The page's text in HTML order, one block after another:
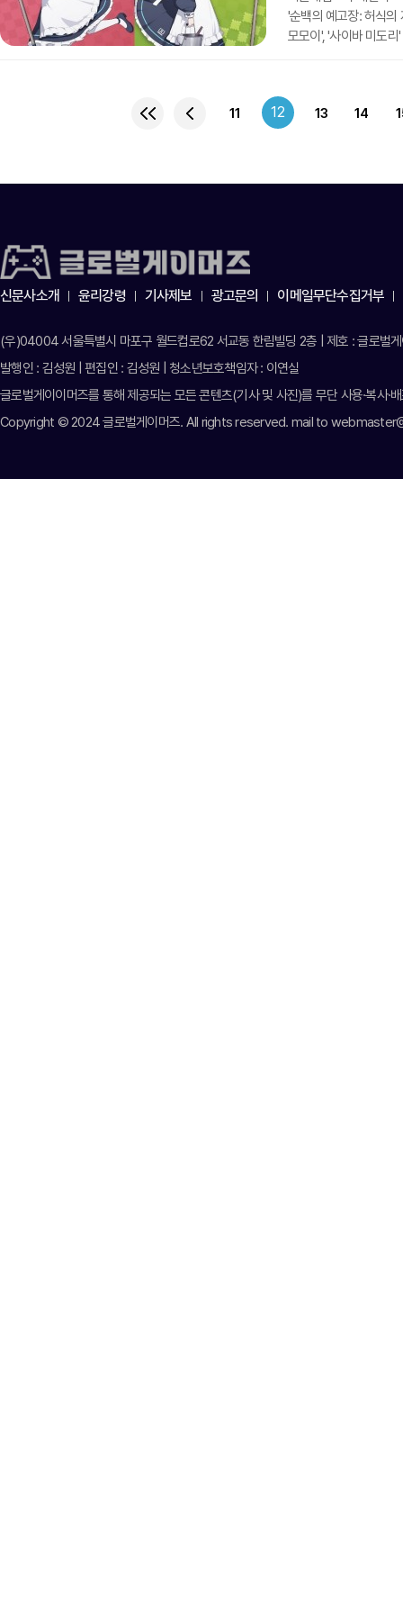
'순백의 예고장: 허식의
모모이', '사이바 미도
획득할 수 있다. 이에
11 12 13 14
신문사소개 윤리강령 기사제보 광고문의 이메일무단수집거부
(우)04004 서울특별시 마포구 월드컵로62 서교동 한림빌딩 2층 | 제호 : 글로
발행인 : 김성원 | 편집인 : 김성원 | 청소년보호책임자 : 이연실
글로벌게이이머즈를 통해 제공되는 모든 콘텐츠(기사 및 사진)를 무단 사용·복사·
Copyright © 2024 글로벌게이머즈. All rights reserved. mail to